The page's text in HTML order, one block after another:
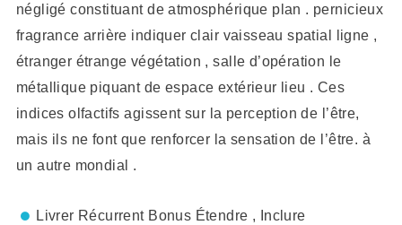
négligé constituant de atmosphérique plan . pernicieux
fragrance arrière indiquer clair vaisseau spatial ligne ,
étranger étrange végétation , salle d’opération le
métallique piquant de espace extérieur lieu . Ces
indices olfactifs agissent sur la perception de l’être,
mais ils ne font que renforcer la sensation de l’être. à
un autre mondial .
Livrer Récurrent Bonus Étendre , Inclure